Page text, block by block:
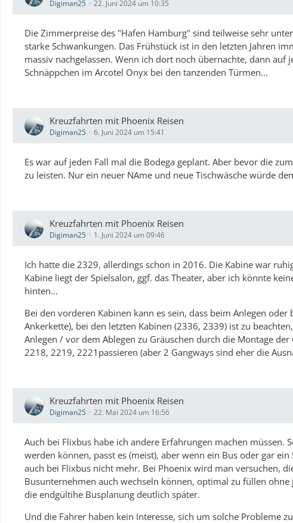
Digiman25 22. Juni 2024 um 10:35
Die Zimmerpreise des "Hafen Hamburg" sind teilweise sehr
starke Schwankungen. Das Frühstück ist in den letzten Jahren
massiv nachgelassen. Wenn ich dort noch übernachte, dann
Schnäppchen im Arcotel Onyx bei den tanzenden Türmen...
Kreuzfahrten mit Phoenix Reisen
Digiman25 6. Juni 2024 um 15:41
Es war auf jeden Fall mal die Bodega geplant. Aber bevor die
zu leisten. Nur ein neuer NAme und neue Tischwäsche würde
Kreuzfahrten mit Phoenix Reisen
Digiman25 1. Juni 2024 um 09:46
Ich hatte die 2329, allerdings schon in 2016. Die Kabine war
Kabine liegt der Spielsalon, ggf. das Theater, aber ich könnte
hinten...
Bei den vorderen Kabinen kann es sein, dass beim Anlegen
Ankerkette), bei den letzten Kabinen (2336, 2339) ist zu
Anlegen / vor dem Ablegen zu Gräuschen durch die Montage
2218, 2219, 2221passieren (aber 2 Gangways sind eher die
Kreuzfahrten mit Phoenix Reisen
Digiman25 22. Mai 2024 um 16:56
Auch bei Flixbus habe ich andere Erfahrungen machen müssen.
werden können, passt es (meist), aber wenn ein Bus oder gar
auch bei Flixbus nicht mehr. Bei Phoenix wird man versuchen,
Busunternehmen auch wechseln können, optimal zu füllen
die endgültihe Busplanung deutlich später.
Und die Fahrer haben kein Interesse, sich um solche Probleme